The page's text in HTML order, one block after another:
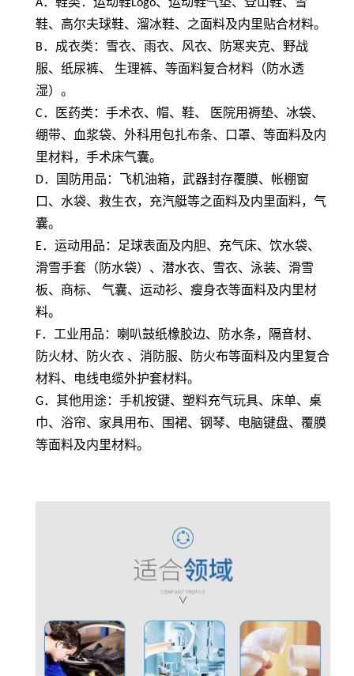
A．鞋类：运动鞋Logo、运动鞋气垫、登山鞋、雪
鞋、高尔夫球鞋、溜冰鞋、之面料及内里贴合材料。
B．成衣类：雪衣、雨衣、风衣、防寒夹克、野战
服、纸尿裤、 生理裤、等面料复合材料（防水透
湿）。
C．医药类：手术衣、帽、鞋、 医院用褥垫、冰袋、
绷带、血浆袋、外科用包扎布条、口罩、等面料及内
里材料，手术床气囊。
D．国防用品：飞机油箱，武器封存覆膜、帐棚窗
口、水袋、救生衣，充汽艇等之面料及内里面料，气
囊。
E．运动用品：足球表面及内胆、充气床、饮水袋、
滑雪手套（防水袋）、潜水衣、雪衣、泳装、滑雪
板、商标、 气囊、运动衫、瘦身衣等面料及内里材
料。
F．工业用品：喇叭鼓纸橡胶边、防水条，隔音材、
防火材、防火衣 、消防服、防火布等面料及内里复合
材料、电线电缆外护套材料。
G．其他用途：手机按键、塑料充气玩具、床单、桌
巾、浴帘、家具用布、围裙、钢琴、电脑键盘、覆膜
等面料及内里材料。